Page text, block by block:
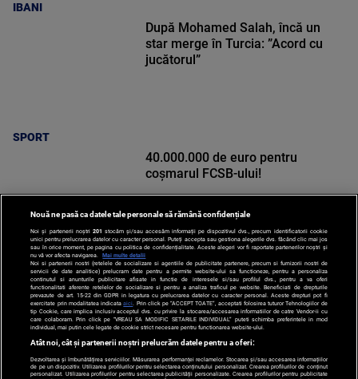
IBANI
SPORT
După Mohamed Salah, încă un
star merge în Turcia: ”Acord cu
jucătorul”
SPORT
40.000.000 de euro pentru
coșmarul FCSB-ului!
Nouă ne pasă ca datele tale personale să rămână confidențiale
Noi și partenerii noștri 201 stocăm și/sau accesăm informații pe dispozitivul dvs., precum identificatorii cookie
unici pentru prelucrarea datelor cu caracter personal. Puteți accepta sau gestiona alegerile dvs. făcând clic mai jos
sau în orice moment, pe pagina cu politica de confidențialitate. Aceste alegeri vor fi raportate partenerilor noștri și
nu vă vor afecta navigarea.
Mai multe detalii
Noi si partenerii nostri (retelele de socializare si agentiile de publicitate partenere, precum si furnizorii nostri de
servicii de date analitice) prelucram date pentru a permite website-ului sa functioneze, pentru a personaliza
continutul si anunturile publicitare afisate in functie de interesele si/sau profilul dvs., pentru a va oferi
functionalitati aferente retelelor de socializare si pentru a analiza traficul pe website. Beneficiati de drepturile
prevazute de art. 15-22 din GDPR in legatura cu prelucrarea datelor cu caracter personal. Aceste drepturi pot fi
exercitate prin modalitatea indicataaici . Prin click pe “ACCEPT TOATE”, acceptati folosirea tuturor Tehnologiilor de
tip Cookie, care implica inclusiv acceptul dvs. cu privire la stocarea/accesarea informatiilor de catre Vendor-ii cu
care colaboram. Prin click pe “VREAU SA MODIFIC SETARILE INDIVIDUAL” puteti schimba preferintele in mod
individual, mai putin cele legate de cookie strict necesare pentru functionarea website-ului.
Atât noi, cât și partenerii noștri prelucrăm datele pentru a oferi:
Dezvoltarea și îmbunătățirea serviciilor. Măsurarea performanței reclamelor. Stocarea și/sau accesarea informațiilor
de pe un dispozitiv. Utilizarea profilurilor pentru selectarea conținutului personalizat. Crearea profilurilor de conținut
personalizat. Utilizarea profilurilor pentru selectarea publicității personalizate. Crearea profilurilor pentru publicitate